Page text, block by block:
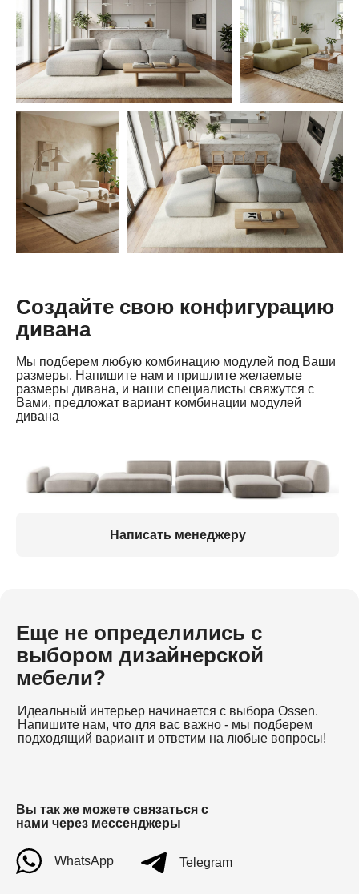
Мы подберем любую комбинацию модулей под Ваши
размеры. Напишите нам и пришлите желаемые
размеры дивана, и наши специалисты свяжутся с
Вами, предложат вариант комбинации модулей
дивана
Написать менеджеру
Создайте свою конфигурацию
дивана
Вы так же можете связаться с
нами через мессенджеры
Идеальный интерьер начинается с выбора Ossen.
Напишите нам, что для вас важно - мы подберем
подходящий вариант и ответим на любые вопросы!
Еще не определились с
выбором дизайнерской
мебели?
Telegram
WhatsApp